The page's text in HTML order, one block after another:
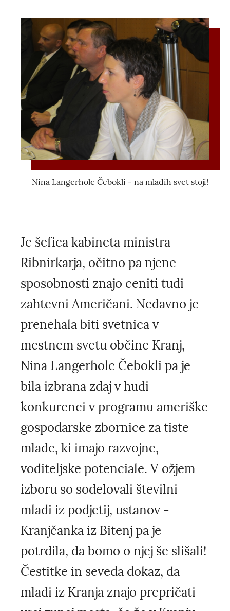
Nina Langerholc Čebokli - na mladih svet stoji!
Je šefica kabineta ministra
Ribnirkarja, očitno pa njene
sposobnosti znajo ceniti tudi
zahtevni Američani. Nedavno je
prenehala biti svetnica v
mestnem svetu občine Kranj,
Nina Langerholc Čebokli pa je
bila izbrana zdaj v hudi
konkurenci v programu ameriške
gospodarske zbornice za tiste
mlade, ki imajo razvojne,
voditeljske potenciale. V ožjem
izboru so sodelovali številni
mladi iz podjetij, ustanov -
Kranjčanka iz Bitenj pa je
potrdila, da bomo o njej še slišali!
Čestitke in seveda dokaz, da
mladi iz Kranja znajo prepričati